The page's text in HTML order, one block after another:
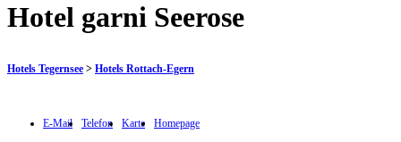
Hotel garni Seerose
Hotels Tegernsee > Hotels Rottach-Egern
E-Mail Telefon Karte Homepage